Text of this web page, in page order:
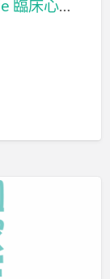
[虛擬辦公室 Virtual Office] Fullife 臨床心理服務 – FULLIFE PSYCHOLOGICAL PRACTICE